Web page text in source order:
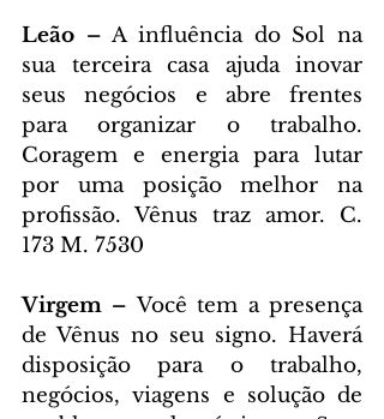
Leão – A influência do Sol na
sua terceira casa ajuda inovar
seus negócios e abre frentes
para organizar o trabalho.
Coragem e energia para lutar
por uma posição melhor na
profissão. Vênus traz amor. C.
173 M. 7530
Virgem – Você tem a presença
de Vênus no seu signo. Haverá
disposição para o trabalho,
negócios, viagens e solução de